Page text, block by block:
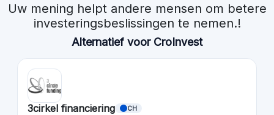
Uw mening helpt andere mensen om betere
investeringsbeslissingen te nemen.!
Alternatief voor CroInvest
3cirkel financiering CH